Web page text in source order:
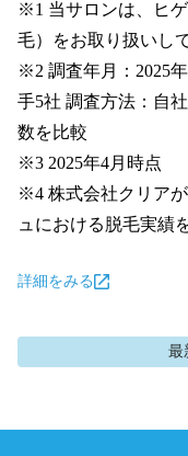
※1 当サロンは、ヒ
毛）をお取り扱いし
※2 調査年月：2025
手5社 調査方法：自
数を比較
※3 2025年4月時点
※4 株式会社クリア
ュにおける脱毛実績
詳細をみる
最